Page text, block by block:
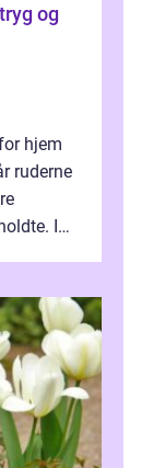
hjem
ruderne
I